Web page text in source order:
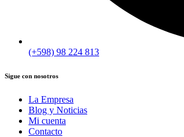
(+598) 98 224 813
Sigue con nosotros
La Empresa
Blog y Noticias
Mi cuenta
Contacto